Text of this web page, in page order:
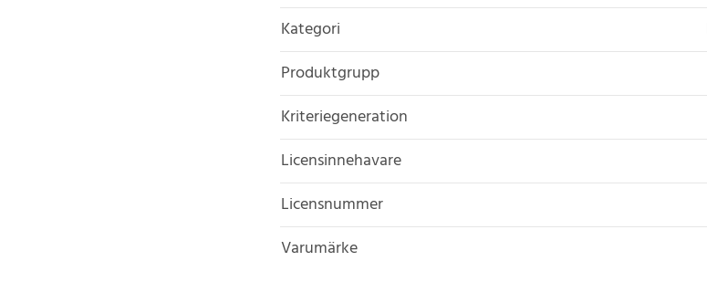
Kategori
Produktgrupp
Kriteriegeneration
Licensinnehavare
Licensnummer
Varumärke